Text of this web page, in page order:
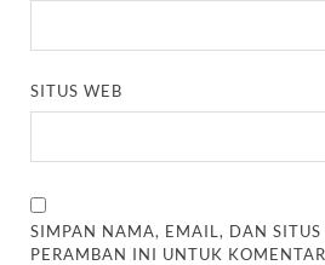
SITUS WEB
SIMPAN NAMA, EMAIL, DAN SITUS
PERAMBAN INI UNTUK